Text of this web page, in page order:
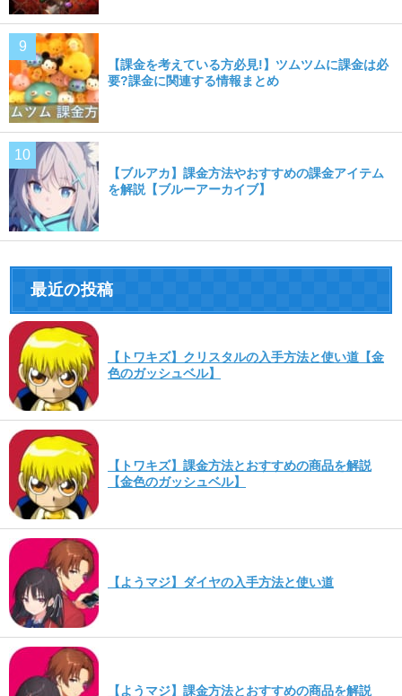
【課金を考えている方必見!】ツムツムに課金は必
要?課金に関連する情報まとめ
【ブルアカ】課金方法やおすすめの課金アイテム
を解説【ブルーアーカイブ】
最近の投稿
【トワキズ】クリスタルの入手方法と使い道【金
色のガッシュベル】
【トワキズ】課金方法とおすすめの商品を解説
【金色のガッシュベル】
【ようマジ】ダイヤの入手方法と使い道
【ようマジ】課金方法とおすすめの商品を解説